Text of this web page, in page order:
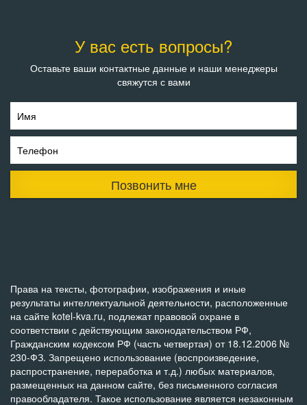
У вас есть вопросы?
Оставьте ваши контактные данные и наши менеджеры
свяжутся с вами
Имя
Телефон
Позвонить мне
Права на тексты, фотографии, изображения и иные
результаты интеллектуальной деятельности, расположенные
на сайте kotel-kva.ru, подлежат правовой охране в
соответствии с действующим законодательством РФ,
Гражданским кодексом РФ (часть четвертая) от 18.12.2006 №
230-ФЗ. Запрещено использование (воспроизведение,
распространение, переработка и т.д.) любых материалов,
размещенных на данном сайте, без письменного согласия
правообладателя. Такое использование является незаконным